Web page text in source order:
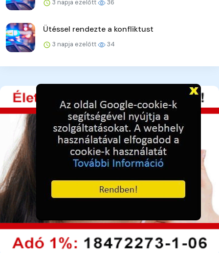
3 napja ezelőtt 36
Ütéssel rendezte a konfliktust
3 napja ezelőtt 34